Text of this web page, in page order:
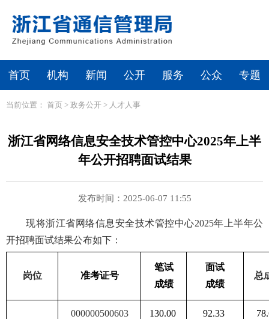
首页 机构 新闻 公开 服务 公众 专题
当前位置： 首页 > 政务公开 > 人才人事
浙江省网络信息安全技术管控中心2025年上半
年公开招聘面试结果
发布时间：2025-06-07 11:55
现将浙江省网络信息安全技术管控中心2025年上半年公
开招聘面试结果公布如下：
岗位 准考证号
笔试
成绩
面试
成绩
总
000000500603 130.00 92.33